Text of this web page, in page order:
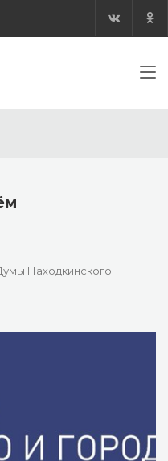
Находкинского